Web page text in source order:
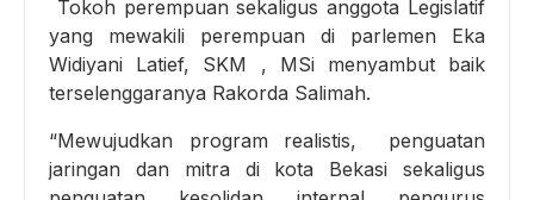
Tokoh perempuan sekaligus anggota Legislatif
yang mewakili perempuan di parlemen Eka
Widiyani Latief, SKM , MSi menyambut baik
terselenggaranya Rakorda Salimah.
“Mewujudkan program realistis, penguatan
jaringan dan mitra di kota Bekasi sekaligus